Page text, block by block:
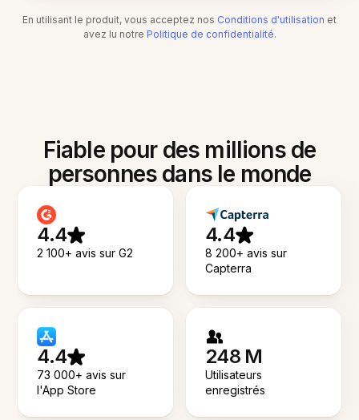
En utilisant le produit, vous acceptez nos Conditions d'utilisation et
avez lu notre Politique de confidentialité.
Fiable pour des millions de
personnes dans le monde
4.4
2 100+ avis sur G2
4.4
8 200+ avis sur
Capterra
4.4
73 000+ avis sur
l'App Store
248 M
Utilisateurs
enregistrés